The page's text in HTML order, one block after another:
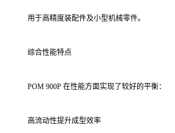
用于高精度装配件及小型机械零件。
综合性能特点
POM 900P 在性能方面实现了较好的平衡：
高流动性提升成型效率